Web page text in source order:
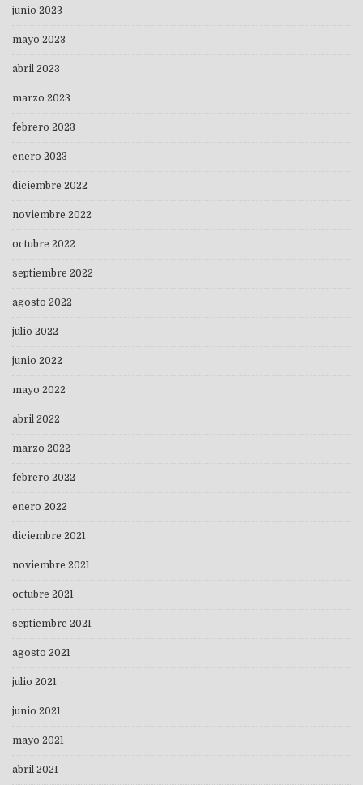
junio 2023
mayo 2023
abril 2023
marzo 2023
febrero 2023
enero 2023
diciembre 2022
noviembre 2022
octubre 2022
septiembre 2022
agosto 2022
julio 2022
junio 2022
mayo 2022
abril 2022
marzo 2022
febrero 2022
enero 2022
diciembre 2021
noviembre 2021
octubre 2021
septiembre 2021
agosto 2021
julio 2021
junio 2021
mayo 2021
abril 2021